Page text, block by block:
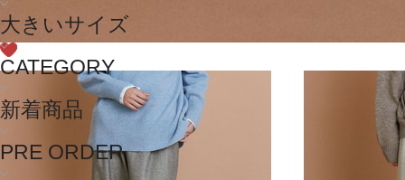
大きいサイズ
CATEGORY
新着商品
PRE ORDER